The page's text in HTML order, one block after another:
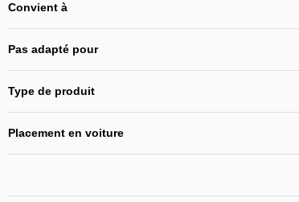
Convient à
Pas adapté pour
Type de produit
Placement en voiture